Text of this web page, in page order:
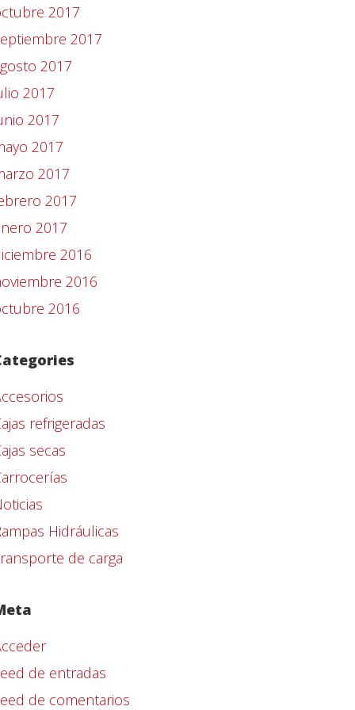
2017
2017
2017
2017
2017
2017
2017
2017
2017
2016
2016
2016
refrigeradas
secas
Hidráulicas
de carga
de entradas
de comentarios